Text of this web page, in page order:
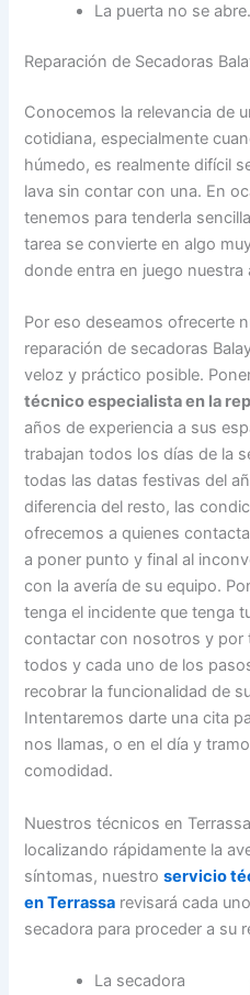
La puerta no se abre.
Reparación de Secadoras
Conocemos la relevancia de
cotidiana, especialmente
húmedo, es realmente difícil
lava sin contar con una. En
tenemos para tenderla
tarea se convierte en algo
donde entra en juego nuestra
Por eso deseamos ofrecerte
reparación de secadoras
veloz y práctico posible.
técnico especialista en la
años de experiencia a sus
trabajan todos los días de la
todas las datas festivas del
diferencia del resto, las
ofrecemos a quienes
a poner punto y final al
con la avería de su equipo.
tenga el incidente que tenga
contactar con nosotros y por
todos y cada uno de los
recobrar la funcionalidad de
Intentaremos darte una cita
nos llamas, o en el día y
comodidad.
Nuestros técnicos en
localizando rápidamente la
síntomas, nuestroservicio
en Terrassa revisará cada
secadora para proceder a su
La secadora